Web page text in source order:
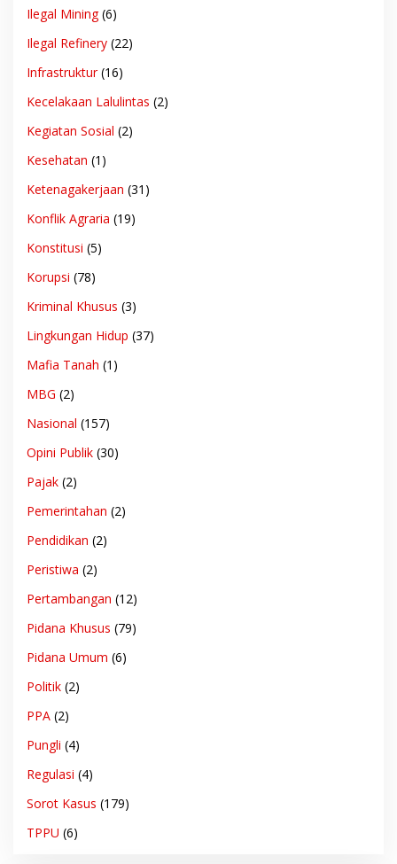
Ilegal Mining(6)
Ilegal Refinery (22)
Infrastruktur(16)
Kecelakaan Lalulintas (2)
Kegiatan Sosial (2)
Kesehatan (1)
Ketenagakerjaan (31)
Konflik Agraria (19)
Konstitusi (5)
Korupsi (78)
Kriminal Khusus (3)
Lingkungan Hidup (37)
Mafia Tanah (1)
MBG (2)
Nasional (157)
Opini Publik (30)
Pajak (2)
Pemerintahan (2)
Pendidikan (2)
Peristiwa (2)
Pertambangan (12)
Pidana Khusus (79)
Pidana Umum (6)
Politik (2)
PPA (2)
Pungli (4)
Regulasi (4)
Sorot Kasus (179)
TPPU (6)